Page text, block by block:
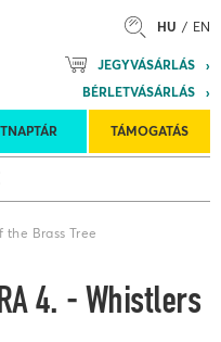
HU EN
JEGYVÁSÁRLÁS
BÉRLETVÁSÁRLÁS
TÁMOGATÁS
Kulturális
Felkéréses
koncertek
the Brass Tree
4. - Whistlers